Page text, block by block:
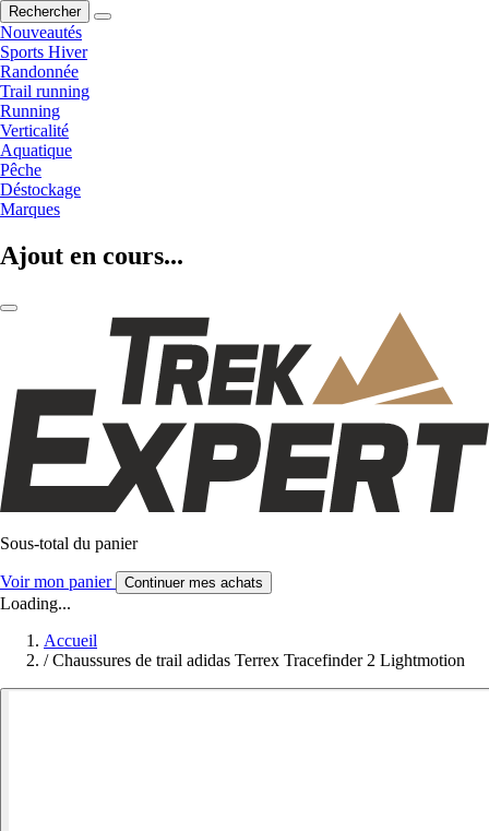
Rechercher
Nouveautés
Sports Hiver
Randonnée
Trail running
Running
Verticalité
Aquatique
Pêche
Déstockage
Marques
Ajout en cours...
Sous-total du panier
Voir mon panier Continuer mes achats
Loading...
Accueil
/ Chaussures de trail adidas Terrex Tracefinder 2 Lightmotion